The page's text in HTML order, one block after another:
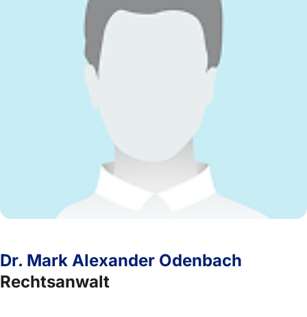
Dr. Mark Alexander Odenbach
Rechtsanwalt